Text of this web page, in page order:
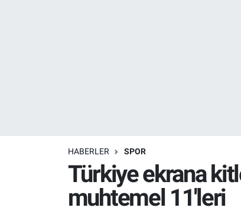
HABERLER SPOR
Türkiye ekrana
muhtemel 11'leri